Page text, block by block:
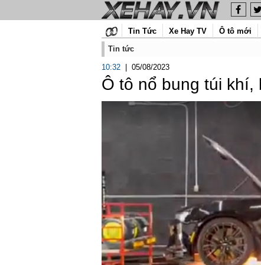
Tin Tức Xe Hay TV Ô tô mới
Tin tức
10:32 05/08/2023
Ô tô nổ bung túi khí,